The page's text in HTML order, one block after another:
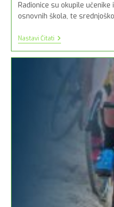
Radionice su okupile
osnovnih škola, te
Nastavi ČitatiAtelje
Riječi
–